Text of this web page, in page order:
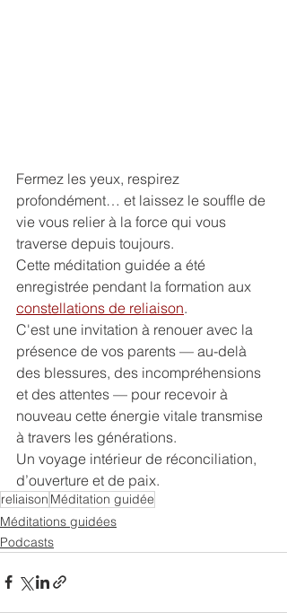
Fermez les yeux, respirez
profondément… et laissez le souffle de
vie vous relier à la force qui vous
traverse depuis toujours.
Cette méditation guidée a été
enregistrée pendant la formation aux
constellations de reliaison.
C'est une invitation à renouer avec la
présence de vos parents — au-delà
des blessures, des incompréhensions
et des attentes — pour recevoir à
nouveau cette énergie vitale transmise
à travers les générations.
Un voyage intérieur de réconciliation,
d’ouverture et de paix.
reliaison Méditation guidée
Méditations guidées
Podcasts